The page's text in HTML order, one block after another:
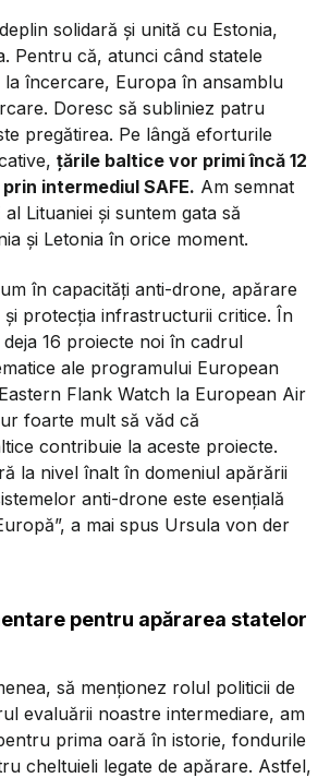
solidară și unită cu Estonia,
Pentru că, atunci când statele
la încercare, Europa în ansamblu
Doresc să subliniez patru
pregătirea. Pe lângă eforturile
țările baltice vor primi încă 12
intermediul SAFE. Am semnat
Lituaniei și suntem gata să
și Letonia în orice moment.
în capacități anti-drone, apărare
și protecția infrastructurii critice. În
16 proiecte noi în cadrul
ale programului European
Flank Watch la European Air
foarte mult să văd că
contribuie la aceste proiecte.
la nivel înalt în domeniul apărării
anti-drone este esențială
a mai spus Ursula von der
pentru apărarea statelor
să menționez rolul politicii de
evaluării noastre intermediare, am
prima oară în istorie, fondurile
cheltuieli legate de apărare. Astfel,